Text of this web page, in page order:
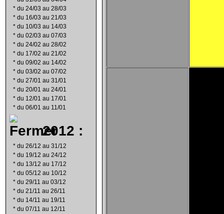
* du 24/03 au 28/03
* du 16/03 au 21/03
* du 10/03 au 14/03
* du 02/03 au 07/03
* du 24/02 au 28/02
* du 17/02 au 21/02
* du 09/02 au 14/02
* du 03/02 au 07/02
* du 27/01 au 31/01
* du 20/01 au 24/01
* du 12/01 au 17/01
* du 06/01 au 11/01
2012 :
* du 26/12 au 31/12
* du 19/12 au 24/12
* du 13/12 au 17/12
* du 05/12 au 10/12
* du 29/11 au 03/12
* du 21/11 au 26/11
* du 14/11 au 19/11
* du 07/11 au 12/11